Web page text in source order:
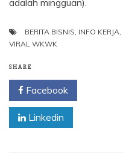
adalah mingguan).
BERITA BISNIS, INFO KERJA,
VIRAL WKWK
SHARE
Facebook
Linkedin